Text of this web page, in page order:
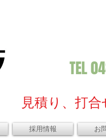
TEL
! 見積り、打
採用情報 お